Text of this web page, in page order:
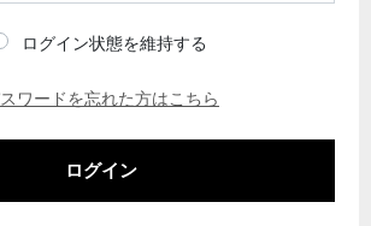
ログイン状態を維持する
ワードを忘れた方はこちら
ログイン